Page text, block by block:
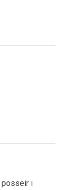
posseir i